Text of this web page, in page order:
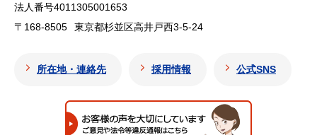
法人番号4011305001653
〒168-8505
東京都杉並区高井戸西3-5-24
所在地・連絡先 採用情報 公式SNS